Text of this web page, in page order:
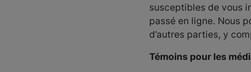
susceptibles de vous
passé en ligne. Nous
d’autres parties, y
Témoins pour les